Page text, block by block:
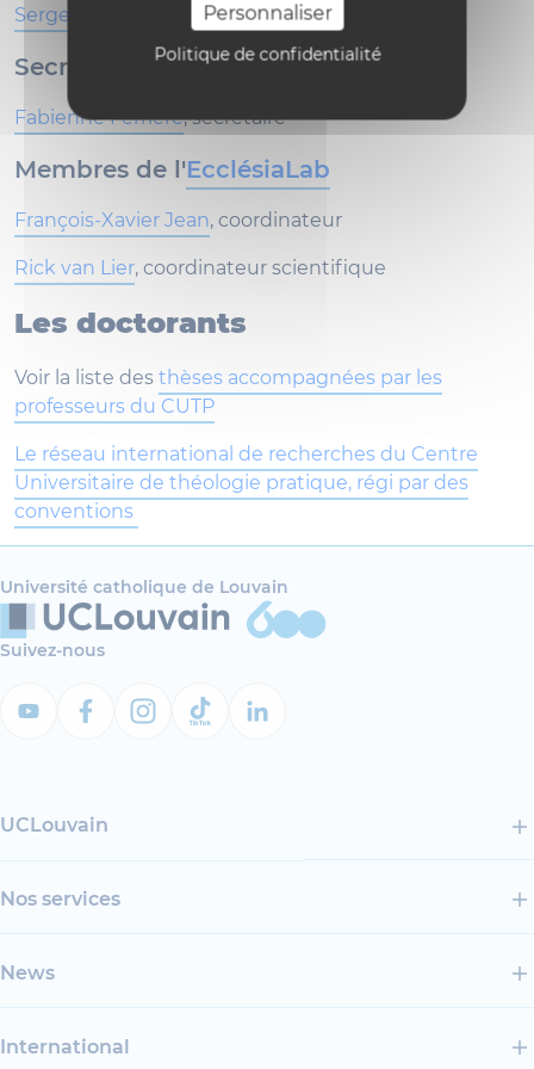
Personnaliser
Politique de confidentialité
Serge Maucq , collaborateur scientifique
Secrétariat
Fabienne Ferrière, secrétaire
Membres de l'EcclésiaLab
François-Xavier Jean, coordinateur
Rick van Lier, coordinateur scientifique
Les doctorants
Voir la liste des thèses accompagnées par les
professeurs du CUTP
Le réseau international de recherches du Centre
Universitaire de théologie pratique, régi par des
conventions
Université catholique de Louvain
Suivez-nous
UCLouvain
Nos services
News
International